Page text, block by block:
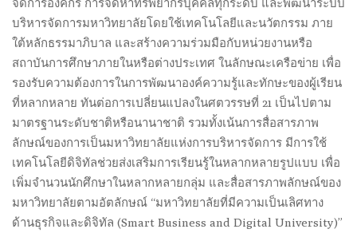
จัดการองค์กร การจัดหาทรัพยากรบุคคลทุกระดับ และพัฒนาระบบ
บริหารจัดการมหาวิทยาลัยโดยใช้เทคโนโลยีและนวัตกรรม ภาย
ใต้หลักธรรมาภิบาล และสร้างความร่วมมือกับหน่วยงานหรือ
สถาบันการศึกษาภายในหรือต่างประเทศ ในลักษณะเครือข่าย เพื่อ
รองรับความต้องการในการพัฒนาองค์ความรู้และทักษะของผู้เรียน
ที่หลากหลาย ทันต่อการเปลี่ยนแปลงในศตวรรษที่ 21 เป็นไปตาม
มาตรฐานระดับชาติหรือนานาชาติ รวมทั้งเน้นการสื่อสารภาพ
ลักษณ์ของการเป็นมหาวิทยาลัยแห่งการบริหารจัดการ มีการใช้
เทคโนโลยีดิจิทัลช่วยส่งเสริมการเรียนรู้ในหลากหลายรูปแบบ เพื่อ
เพิ่มจำนวนนักศึกษาในหลากหลายกลุ่ม และสื่อสารภาพลักษณ์ของ
มหาวิทยาลัยตามอัตลักษณ์ “มหาวิทยาลัยที่มีความเป็นเลิศทาง
ด้านธุรกิจและดิจิทัล (Smart Business and Digital University)”